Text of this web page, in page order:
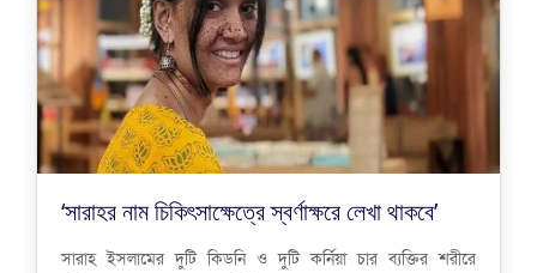
‘সারাহর নাম চিকিৎসাক্ষেত্রে স্বর্ণাক্ষরে লেখা থাকবে’
সারাহ ইসলামের দুটি কিডনি ও দুটি কর্নিয়া চার ব্যক্তির শরীরে